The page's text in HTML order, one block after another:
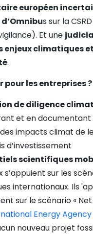
européen
s sur la
Et une
enjeux climatiques
.
pour les entreprises ?
de diligence
et en documentant
impacts climat de
d’investissement
scientifiques
s’appuient sur les
internationaux. Ils
sur le scénario «
Energy Agency
nouveau projet